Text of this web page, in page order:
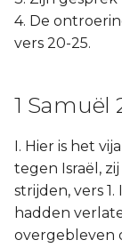
4. De
vers 20-25.
1 Samuël
I. Hier is het
tegen Israël,
strijden, vers
hadden
overgebleven